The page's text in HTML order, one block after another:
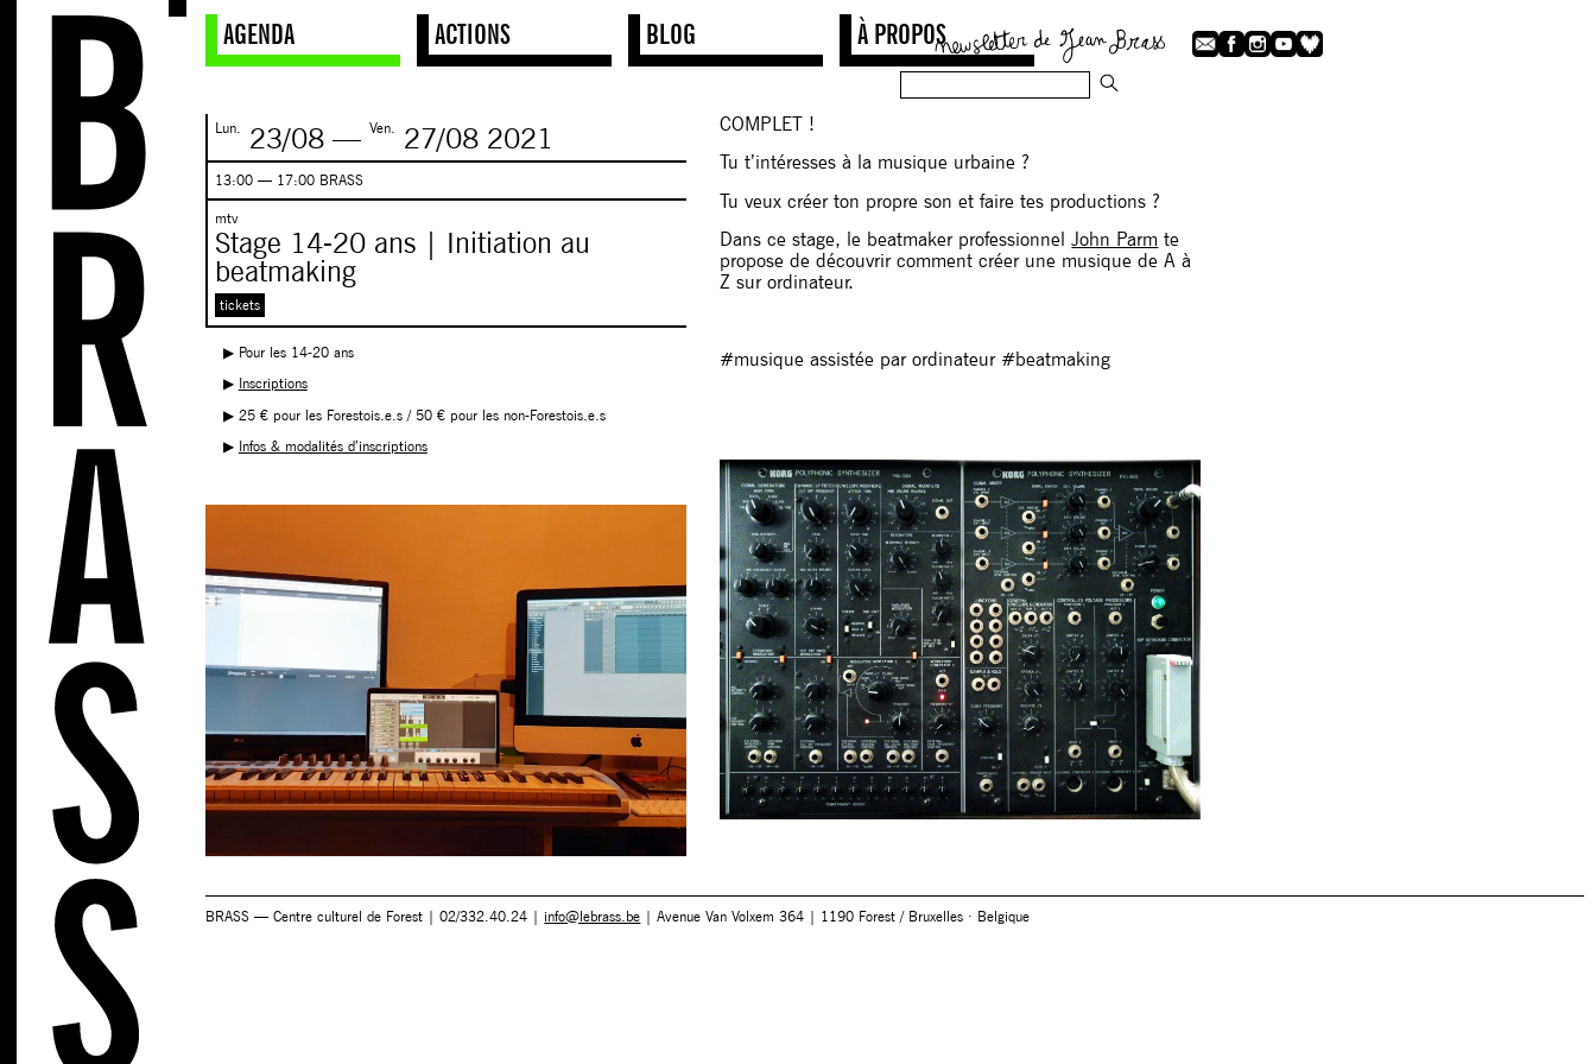
AGENDA ACTIONS BLOG À PROPOS
Lun. 23/08 — Ven. 27/08 2021
13:00 — 17:00 BRASS
mtv
Stage 14-20 ans | Initiation au
beatmaking
tickets
▶︎ Pour les 14-20 ans
▶︎ Inscriptions
▶︎ 25 € pour les Forestois.e.s / 50 € pour les non-Forestois.e.s
▶︎ Infos & modalités d’inscriptions
COMPLET !
Tu t’intéresses à la musique urbaine ?
Tu veux créer ton propre son et faire tes productions ?
Dans ce stage, le beatmaker professionnelJohn Parm te
propose de découvrir comment créer une musique de A à
Z sur ordinateur.
#musique assistée par ordinateur #beatmaking
BRASS — Centre culturel de Forest | 02/332.40.24 | info@lebrass.be | Avenue Van Volxem 364 | 1190 Forest / Bruxelles · Belgique